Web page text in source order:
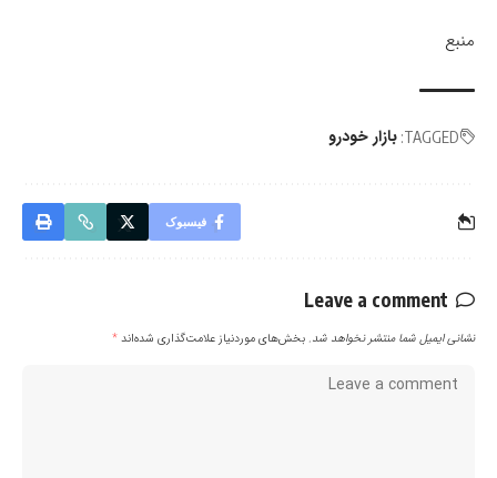
منبع
TAGGED: بازار خودرو
فیسبوک
Leave a comment
نشانی ایمیل شما منتشر نخواهد شد. بخش‌های موردنیاز علامت‌گذاری شده‌اند*